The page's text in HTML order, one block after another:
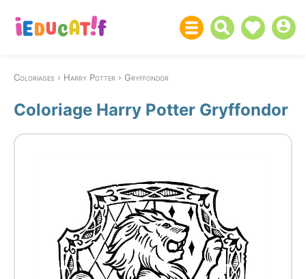
Coloriages Harry Potter Gryffondor
Coloriage Harry Potter Gryffondor